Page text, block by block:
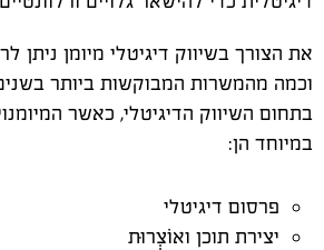
את הצורך בשיווק דיגיטלי מיומן ניתן
וכמה מהמשרות המבוקשות ביותר
בתחום השיווק הדיגיטלי, כאשר
במיוחד הן:
פרסום דיגיטלי
יצירת תוכן ואוֹצְרוּת